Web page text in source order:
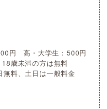
円 高・大学生：500円
歳未満の方は無料
料、土日は一般料金